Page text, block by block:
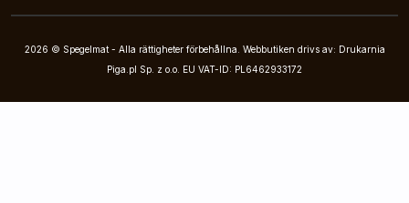
2026 © Spegelmat - Alla rättigheter förbehållna. Webbutiken drivs av: Drukarnia
Piga.pl Sp. z o.o. EU VAT-ID: PL6462933172